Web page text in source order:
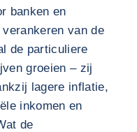
banken en
van de
de particuliere
groeien – zij
lagere inflatie,
inkomen en
de